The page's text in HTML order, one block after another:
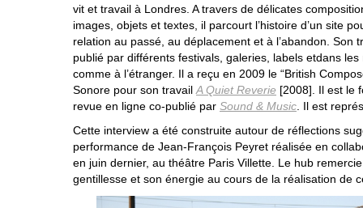
vit et travail à Londres. A travers de délicates
images, objets et textes, il parcourt l’histoire d’un site
relation au passé, au déplacement et à l’abandon. Son
publié par différents festivals, galeries, labels etdans
comme à l’étranger. Il a reçu en 2009 le “British
Sonore pour son travailA Quiet Reverie [2008]. Il est le
revue en ligne co-publié par Sound & Music. Il est
Cette interview a été construite autour de réflections
performance de Jean-François Peyret réalisée en
en juin dernier, au théâtre Paris Villette. Le hub
gentillesse et son énergie au cours de la réalisation de